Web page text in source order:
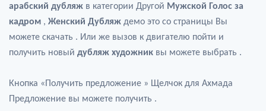
арабский дубляж в категории Другой Мужской Голос за
кадром , Женский Дубляж демо это со страницы Вы
можете скачать . Или же вызов к двигателю пойти и
получить новый дубляж художник вы можете выбрать .
Кнопка «Получить предложение » Щелчок для Ахмада
Предложение вы можете получить .